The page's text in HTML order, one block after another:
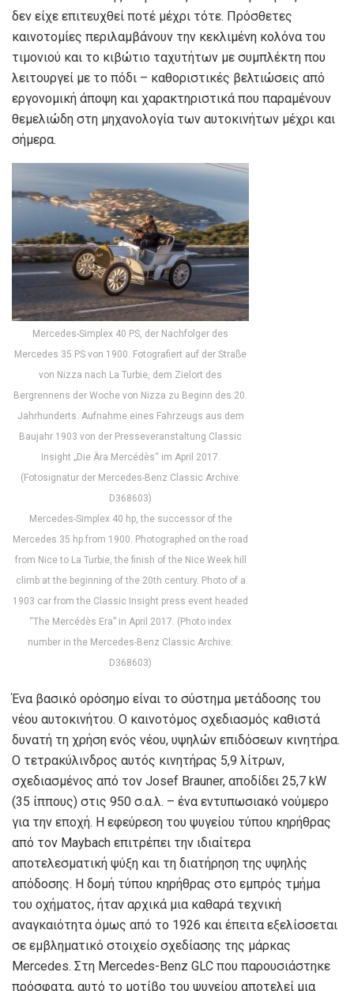
δεν είχε επιτευχθεί ποτέ μέχρι τότε. Πρόσθετες
καινοτομίες περιλαμβάνουν την κεκλιμένη κολόνα του
τιμονιού και το κιβώτιο ταχυτήτων με συμπλέκτη που
λειτουργεί με το πόδι – καθοριστικές βελτιώσεις από
εργονομική άποψη και χαρακτηριστικά που παραμένουν
θεμελιώδη στη μηχανολογία των αυτοκινήτων μέχρι και
σήμερα.
Mercedes-Simplex 40 PS, der Nachfolger des
Mercedes 35 PS von 1900. Fotografiert auf der Straße
von Nizza nach La Turbie, dem Zielort des
Bergrennens der Woche von Nizza zu Beginn des 20.
Jahrhunderts. Aufnahme eines Fahrzeugs aus dem
Baujahr 1903 von der Presseveranstaltung Classic
Insight „Die Ära Mercédès“ im April 2017.
(Fotosignatur der Mercedes-Benz Classic Archive:
D368603)
Mercedes-Simplex 40 hp, the successor of the
Mercedes 35 hp from 1900. Photographed on the road
from Nice to La Turbie, the finish of the Nice Week hill
climb at the beginning of the 20th century. Photo of a
1903 car from the Classic Insight press event headed
“The Mercédès Era” in April 2017. (Photo index
number in the Mercedes-Benz Classic Archive:
D368603)
Ένα βασικό ορόσημο είναι το σύστημα μετάδοσης του
νέου αυτοκινήτου. Ο καινοτόμος σχεδιασμός καθιστά
δυνατή τη χρήση ενός νέου, υψηλών επιδόσεων κινητήρα.
Ο τετρακύλινδρος αυτός κινητήρας 5,9 λίτρων,
σχεδιασμένος από τον Josef Brauner, αποδίδει 25,7 kW
(35 ίππους) στις 950 σ.α.λ. – ένα εντυπωσιακό νούμερο
για την εποχή. Η εφεύρεση του ψυγείου τύπου κηρήθρας
από τον Maybach επιτρέπει την ιδιαίτερα
αποτελεσματική ψύξη και τη διατήρηση της υψηλής
απόδοσης. Η δομή τύπου κηρήθρας στο εμπρός τμήμα
του οχήματος, ήταν αρχικά μια καθαρά τεχνική
αναγκαιότητα όμως από το 1926 και έπειτα εξελίσσεται
σε εμβληματικό στοιχείο σχεδίασης της μάρκας
Mercedes. Στη Mercedes-Benz GLC που παρουσιάστηκε
πρόσφατα, αυτό το μοτίβο του ψυγείου αποτελεί μια